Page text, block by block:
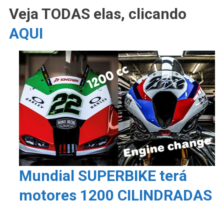
Veja TODAS elas, clicando
AQUI
Mundial SUPERBIKE terá
motores 1200 CILINDRADAS